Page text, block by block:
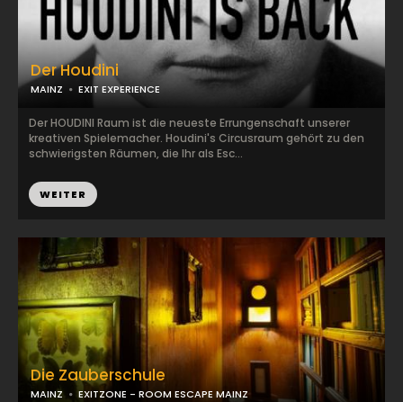
Die Zauberschule
MAINZ EXITZONE - ROOM ESCAPE MAINZ
Der Houdini
MAINZ EXIT EXPERIENCE
Der HOUDINI Raum ist die neueste Errungenschaft unserer
kreativen Spielemacher. Houdini's Circusraum gehört zu den
schwierigsten Räumen, die Ihr als Esc...
WEITER